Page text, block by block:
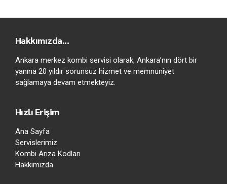
Hakkımızda...
Ankara merkez kombi servisi olarak, Ankara’nın dört bir
yanına 20 yıldır sorunsuz hizmet ve memnuniyet
sağlamaya devam etmekteyiz.
Hızlı Erişim
Ana Sayfa
Servislerimiz
Kombi Arıza Kodları
Hakkımızda